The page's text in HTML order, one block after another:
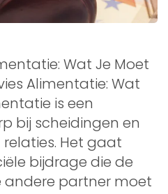
Wat Je Moet
Alimentatie: Wat
is een
bij scheidingen en
Het gaat
bijdrage die de
partner moet